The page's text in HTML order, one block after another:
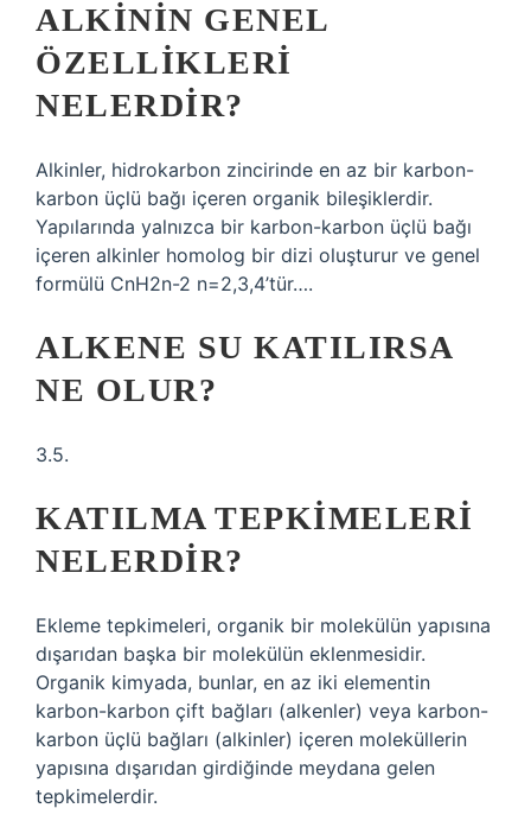
ALKININ GENEL
ÖZELLIKLERI
NELERDIR?
Alkinler, hidrokarbon zincirinde en az bir karbon-
karbon üçlü bağı içeren organik bileşiklerdir.
Yapılarında yalnızca bir karbon-karbon üçlü bağı
içeren alkinler homolog bir dizi oluşturur ve genel
formülü CnH2n-2 n=2,3,4’tür….
ALKENE SU KATILIRSA
NE OLUR?
3.5.
KATILMA TEPKIMELERI
NELERDIR?
Ekleme tepkimeleri, organik bir molekülün yapısına
dışarıdan başka bir molekülün eklenmesidir.
Organik kimyada, bunlar, en az iki elementin
karbon-karbon çift bağları (alkenler) veya karbon-
karbon üçlü bağları (alkinler) içeren moleküllerin
yapısına dışarıdan girdiğinde meydana gelen
tepkimelerdir.